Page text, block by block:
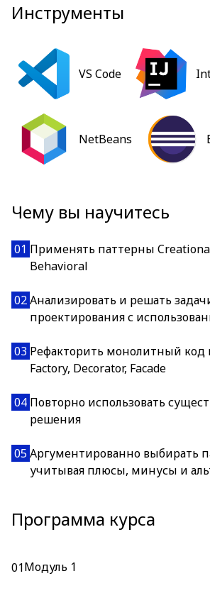
Инструменты
VS Code
NetBeans
Чему вы научитесь
01 Применять паттерны
Behavioral
02Анализировать и решать
проектирования с
03 Рефакторить монолитный код
Factory, Decorator, Facade
04 Повторно использовать
решения
05Аргументированно выбирать
учитывая плюсы, минусы и
Программа курса
01Модуль 1